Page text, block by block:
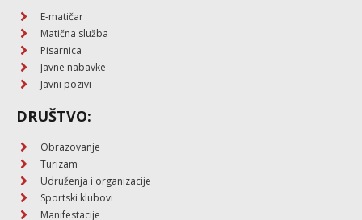
E-matičar
Matična služba
Pisarnica
Javne nabavke
Javni pozivi
DRUŠTVO:
Obrazovanje
Turizam
Udruženja i organizacije
Sportski klubovi
Manifestacije